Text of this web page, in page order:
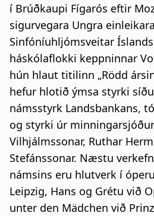
í Brúðkaupi Fígarós eftir
sigurvegara Ungra
Sinfóníuhljómsveitar
háskólaflokki keppninnar
hún hlaut titilinn „Rödd
hefur hlotið ýmsa styrki
námsstyrk Landsbankans,
og styrki úr
Vilhjálmssonar, Ruthar
Stefánssonar. Næstu
námsins eru hlutverk í
Leipzig, Hans og Grétu við
unter den Mädchen við